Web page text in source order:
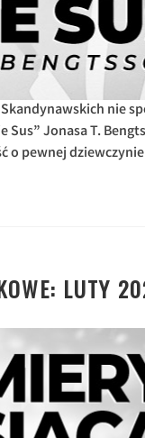
nie
Sus” Jonasa T.
o pewnej
LUTY